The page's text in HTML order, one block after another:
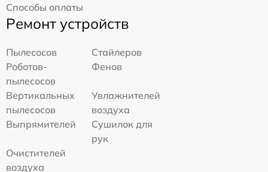
Способы оплаты
Ремонт устройств
Пылесосов
Стайлеров
Роботов-
пылесосов
Фенов
Вертикальных
пылесосов
Увлажнителей
воздуха
Выпрямителей
Сушилок для
рук
Очистителей
воздуха